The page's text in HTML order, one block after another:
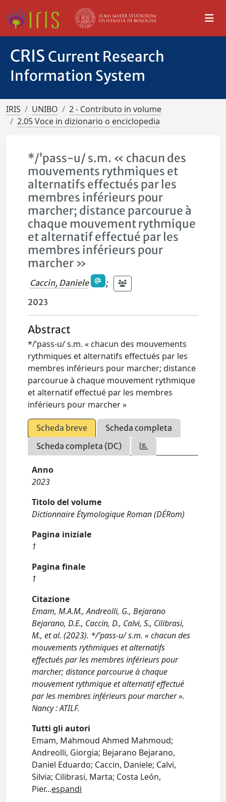
CRIS Current Research
Information System
IRIS UNIBO
2 - Contributo in volume
2.05 Voce in dizionario o enciclopedia
*/’pass-u/ s.m. « chacun des
mouvements rythmiques et
alternatifs effectués par les
membres inférieurs pour
marcher; distance parcourue à
chaque mouvement rythmique
et alternatif effectué par les
membres inférieurs pour
marcher »
Caccin, Daniele
;
2023
Abstract
*/ˈpass‑u/ s.m. « chacun des mouvements
rythmiques et alternatifs effectués par les
membres inférieurs pour marcher; distance
parcourue à chaque mouvement rythmique
et alternatif effectué par les membres
inférieurs pour marcher »
Scheda breve
Scheda completa
Scheda completa (DC)
Anno
2023
Titolo del volume
Dictionnaire Étymologique Roman (DÉRom)
Pagina iniziale
1
Pagina finale
1
Citazione
Emam, M.A.M., Andreolli, G., Bejarano
Bejarano, D.E., Caccin, D., Calvi, S., Cilibrasi,
M., et al. (2023). */’pass-u/ s.m. « chacun des
mouvements rythmiques et alternatifs
effectués par les membres inférieurs pour
marcher; distance parcourue à chaque
mouvement rythmique et alternatif effectué
par les membres inférieurs pour marcher ».
Nancy : ATILF.
Tutti gli autori
Emam, Mahmoud Ahmed Mahmoud;
Andreolli, Giorgia; Bejarano Bejarano,
Daniel Eduardo; Caccin, Daniele; Calvi,
Silvia; Cilibrasi, Marta; Costa León,
Pier...espandi